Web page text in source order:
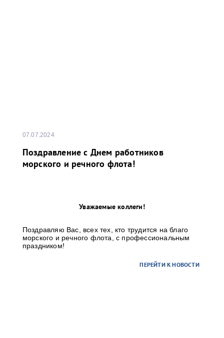
07.07.2024
Поздравление с Днем работников
морского и речного флота!
Уважаемые коллеги!
Поздравляю Вас, всех тех, кто трудится на благо
морского и речного флота, с профессиональным
праздником!
ПЕРЕЙТИ К НОВОСТИ